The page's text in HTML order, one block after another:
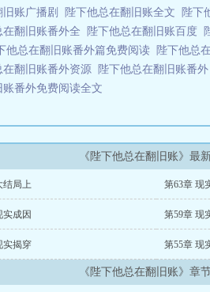
旧账广播剧 陛下他总在翻旧账全文 陛下
在翻旧账番外全 陛下他总在翻旧账百度
他总在翻旧账番外篇免费阅读 陛下他总
在翻旧账番外资源 陛下他总在翻旧账番外
账番外免费阅读全文
《陛下他总在翻旧账》最
结局上 第63章 现
实成因 第59章 现
实揭穿 第55章 现
《陛下他总在翻旧账》章